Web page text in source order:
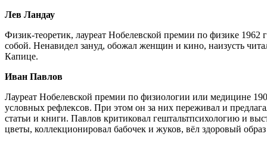
Лев Ландау
Физик-теоретик, лауреат Нобелевской премии по физике
собой. Ненавидел зануд, обожал женщин и кино, наизусть
Капице.
Иван Павлов
Лауреат Нобелевской премии по физиологии или медицине
условных рефлексов. При этом он за них переживал и
статьи и книги. Павлов критиковал гештальтпсихологию и
цветы, коллекционировал бабочек и жуков, вёл здоровый